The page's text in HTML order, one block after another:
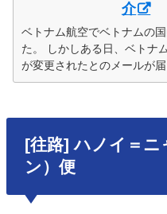
介
ベトナム航空でベトナムの
た。 しかしある日、ベトナ
が変更されたとのメールが
[往路] ハノイ＝ニ
ン）便